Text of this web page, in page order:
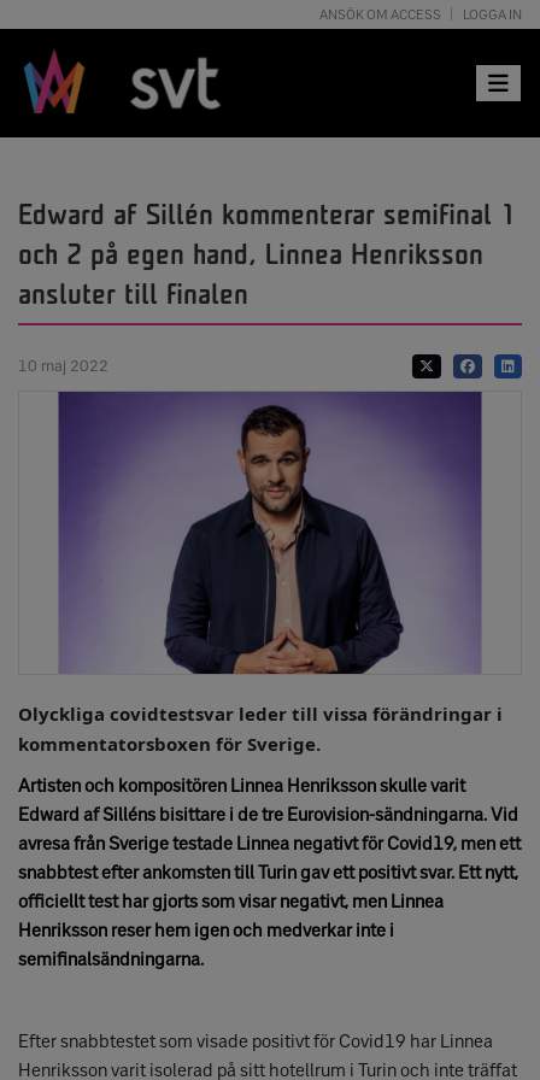
ANSÖK OM ACCESS LOGGA IN
Toggle
Edward af Sillén kommenterar semifinal 1
och 2 på egen hand, Linnea Henriksson
ansluter till finalen
10 maj 2022
Olyckliga covidtestsvar leder till vissa förändringar i
kommentatorsboxen för Sverige.
Artisten och kompositören Linnea Henriksson skulle varit
Edward af Silléns bisittare i de tre Eurovision-sändningarna. Vid
avresa från Sverige testade Linnea negativt för Covid19, men ett
snabbtest efter ankomsten till Turin gav ett positivt svar. Ett nytt,
officiellt test har gjorts som visar negativt, men Linnea
Henriksson reser hem igen och medverkar inte i
semifinalsändningarna.
Efter snabbtestet som visade positivt för Covid19 har Linnea
Henriksson varit isolerad på sitt hotellrum i Turin och inte träffat